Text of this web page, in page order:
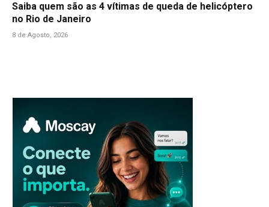
Saiba quem são as 4 vítimas de queda de helicóptero
no Rio de Janeiro
8 de Agosto, 2026